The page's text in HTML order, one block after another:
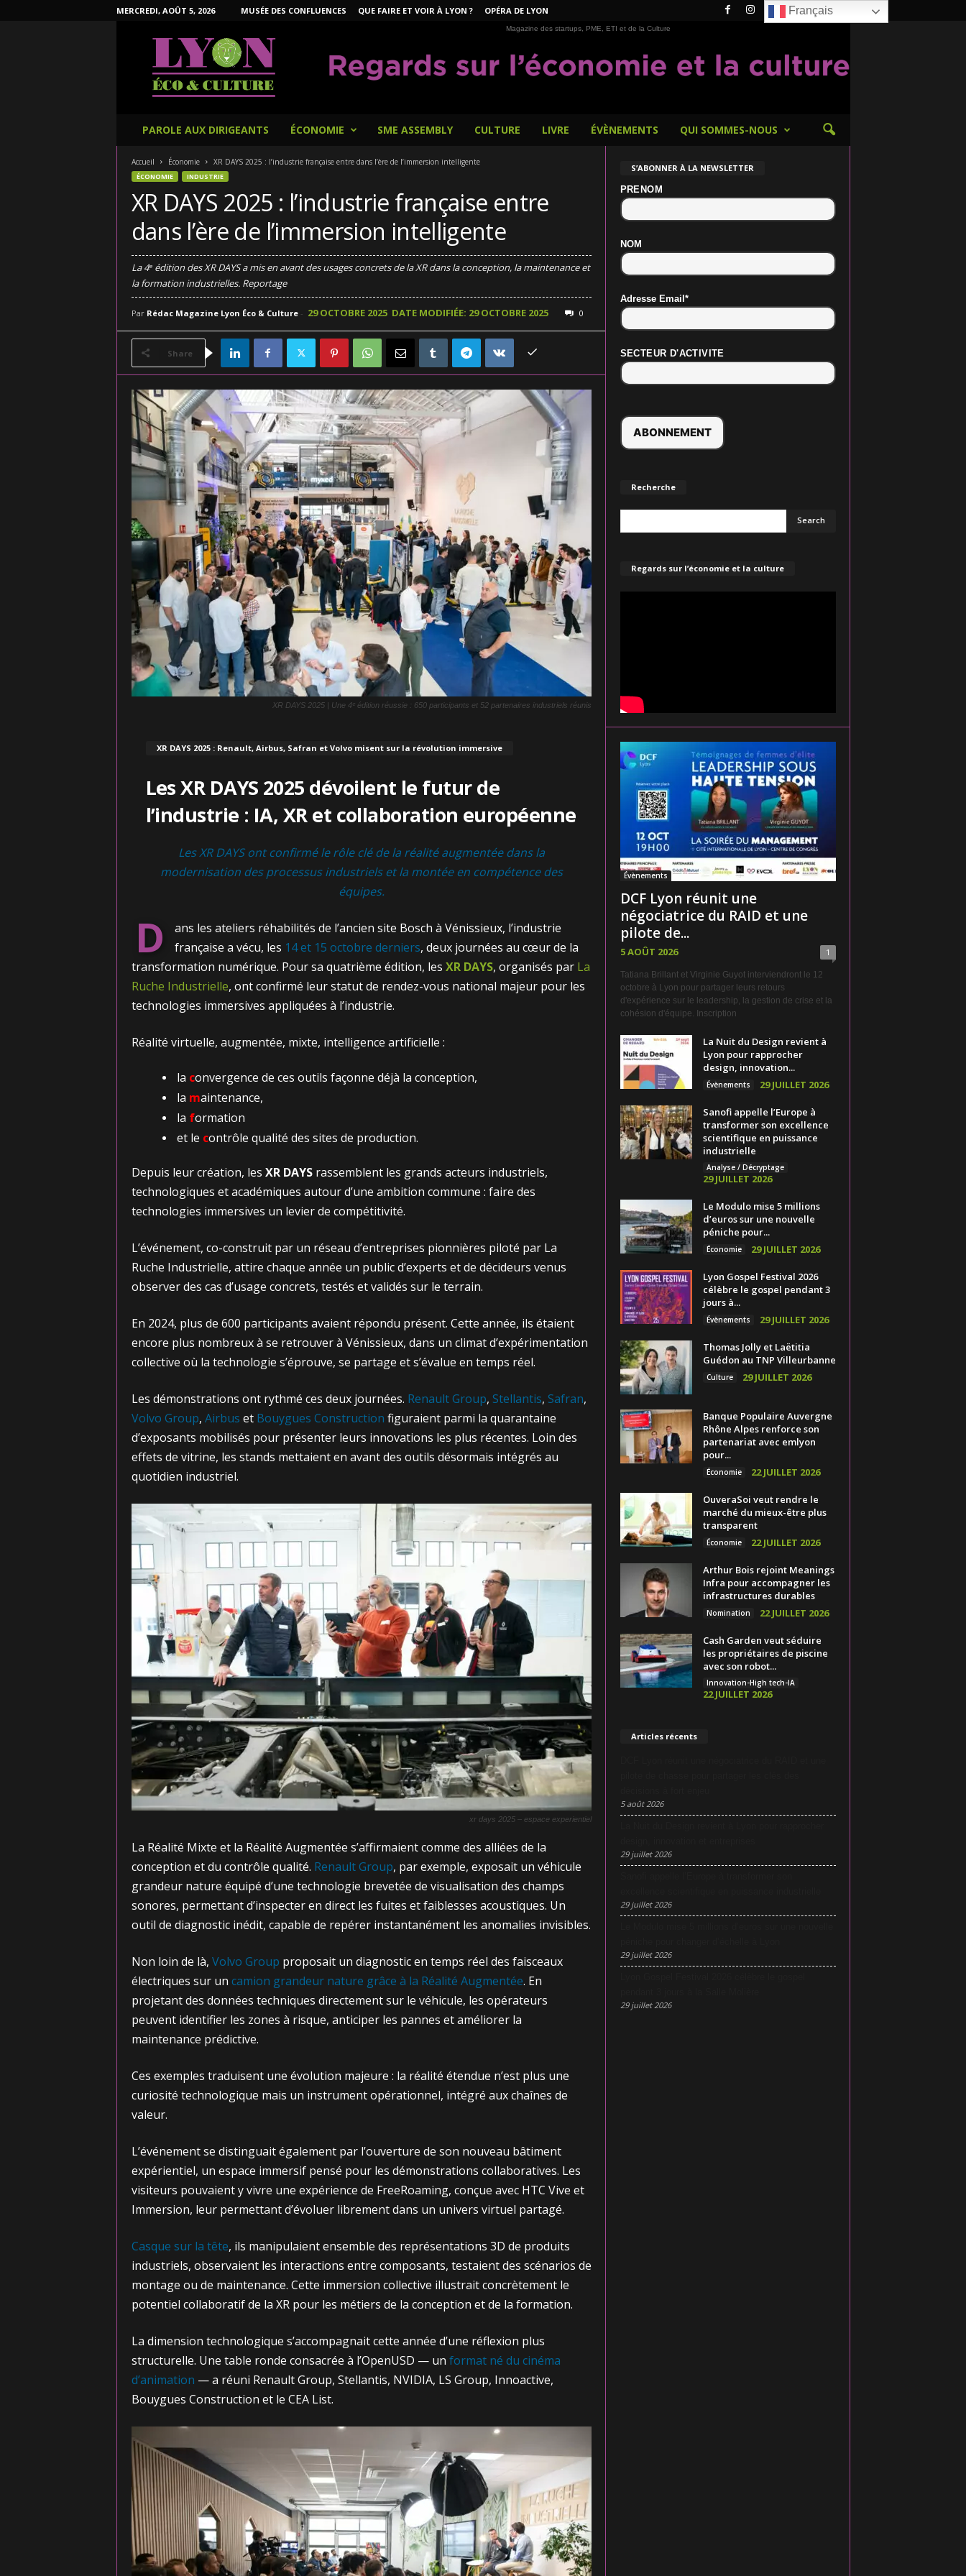
MERCREDI, AOÛT 5, 2026 MUSÉE DES CONFLUENCES QUE FAIRE ET VOIR À LYON ? OPÉRA DE LYON
Magazine des startups, PME, ETI et de la Culture
PAROLE AUX DIRIGEANTS ÉCONOMIE SME ASSEMBLY CULTURE LIVRE ÉVÈNEMENTS QUI SOMMES-NOUS
Accueil Économie XR DAYS 2025 : l’industrie française entre dans l’ère de l’immersion intelligente
ÉCONOMIE INDUSTRIE
XR DAYS 2025 : l’industrie française entre
dans l’ère de l’immersion intelligente
La 4ᵉ édition des XR DAYS a mis en avant des usages concrets de la XR dans la conception, la maintenance et
la formation industrielles. Reportage
Par Rédac Magazine Lyon Éco & Culture- 29 OCTOBRE 2025 DATE MODIFIÉE: 29 OCTOBRE 2025 0
Share
XR DAYS 2025 | Une 4ᵉ édition réussie : 650 participants et 52 partenaires industriels réunis
XR DAYS 2025 : Renault, Airbus, Safran et Volvo misent sur la révolution immersive
Les XR DAYS 2025 dévoilent le futur de
l’industrie : IA, XR et collaboration européenne
Les XR DAYS ont confirmé le rôle clé de la réalité augmentée dans la
modernisation des processus industriels et la montée en compétence des
équipes.
D
ans les ateliers réhabilités de l’ancien site Bosch à Vénissieux, l’industrie
française a vécu, les 14 et 15 octobre derniers, deux journées au cœur de la
transformation numérique. Pour sa quatrième édition, les XR DAYS, organisés par La
Ruche Industrielle, ont confirmé leur statut de rendez-vous national majeur pour les
technologies immersives appliquées à l’industrie.
Réalité virtuelle, augmentée, mixte, intelligence artificielle :
la convergence de ces outils façonne déjà la conception,
la maintenance,
la formation
et le contrôle qualité des sites de production.
Depuis leur création, les XR DAYSrassemblent les grands acteurs industriels,
technologiques et académiques autour d’une ambition commune : faire des
technologies immersives un levier de compétitivité.
L’événement, co-construit par un réseau d’entreprises pionnières piloté par La
Ruche Industrielle, attire chaque année un public d’experts et de décideurs venus
observer des cas d’usage concrets, testés et validés sur le terrain.
En 2024, plus de 600 participants avaient répondu présent. Cette année, ils étaient
encore plus nombreux à se retrouver à Vénissieux, dans un climat d’expérimentation
collective où la technologie s’éprouve, se partage et s’évalue en temps réel.
Les démonstrations ont rythmé ces deux journées. Renault Group, Stellantis, Safran,
Volvo Group, Airbus et Bouygues Construction figuraient parmi la quarantaine
d’exposants mobilisés pour présenter leurs innovations les plus récentes. Loin des
effets de vitrine, les stands mettaient en avant des outils désormais intégrés au
quotidien industriel.
xr days 2025 – espace experientiel
La Réalité Mixte et la Réalité Augmentée s’affirmaient comme des alliées de la
conception et du contrôle qualité. Renault Group, par exemple, exposait un véhicule
grandeur nature équipé d’une technologie brevetée de visualisation des champs
sonores, permettant d’inspecter en direct les fuites et faiblesses acoustiques. Un
outil de diagnostic inédit, capable de repérer instantanément les anomalies invisibles.
Non loin de là, Volvo Group proposait un diagnostic en temps réel des faisceaux
électriques sur un camion grandeur nature grâce à la Réalité Augmentée. En
projetant des données techniques directement sur le véhicule, les opérateurs
peuvent identifier les zones à risque, anticiper les pannes et améliorer la
maintenance prédictive.
Ces exemples traduisent une évolution majeure : la réalité étendue n’est plus une
curiosité technologique mais un instrument opérationnel, intégré aux chaînes de
valeur.
L’événement se distinguait également par l’ouverture de son nouveau bâtiment
expérientiel, un espace immersif pensé pour les démonstrations collaboratives. Les
visiteurs pouvaient y vivre une expérience de FreeRoaming, conçue avec HTC Vive et
Immersion, leur permettant d’évoluer librement dans un univers virtuel partagé.
Casque sur la tête, ils manipulaient ensemble des représentations 3D de produits
industriels, observaient les interactions entre composants, testaient des scénarios de
montage ou de maintenance. Cette immersion collective illustrait concrètement le
potentiel collaboratif de la XR pour les métiers de la conception et de la formation.
La dimension technologique s’accompagnait cette année d’une réflexion plus
structurelle. Une table ronde consacrée à l’OpenUSD — un format né du cinéma
d’animation — a réuni Renault Group, Stellantis, NVIDIA, LS Group, Innoactive,
Bouygues Construction et le CEA List.
S’ABONNER À LA NEWSLETTER
PRENOM
NOM
Adresse Email*
SECTEUR D'ACTIVITE
Recherche
Regards sur l’économie et la culture
Évènements
DCF Lyon réunit une
négociatrice du RAID et une
pilote de...
5 AOÛT 2026 1
Tatiana Brillant et Virginie Guyot interviendront le 12
octobre à Lyon pour partager leurs retours
d'expérience sur le leadership, la gestion de crise et la
cohésion d'équipe. Inscription
La Nuit du Design revient à
Lyon pour rapprocher
design, innovation...
Évènements 29 JUILLET 2026
Sanofi appelle l’Europe à
transformer son excellence
scientifique en puissance
industrielle
Analyse / Décryptage
29 JUILLET 2026
Le Modulo mise 5 millions
d’euros sur une nouvelle
péniche pour...
Économie 29 JUILLET 2026
Lyon Gospel Festival 2026
célèbre le gospel pendant 3
jours à...
Évènements 29 JUILLET 2026
Thomas Jolly et Laëtitia
Guédon au TNP Villeurbanne
Culture 29 JUILLET 2026
Banque Populaire Auvergne
Rhône Alpes renforce son
partenariat avec emlyon
pour...
Économie 22 JUILLET 2026
OuveraSoi veut rendre le
marché du mieux-être plus
transparent
Économie 22 JUILLET 2026
Arthur Bois rejoint Meanings
Infra pour accompagner les
infrastructures durables
Nomination 22 JUILLET 2026
Cash Garden veut séduire
les propriétaires de piscine
avec son robot...
Innovation-High tech-IA
22 JUILLET 2026
Articles récents
5 août 2026
29 juillet 2026
29 juillet 2026
29 juillet 2026
29 juillet 2026
Français